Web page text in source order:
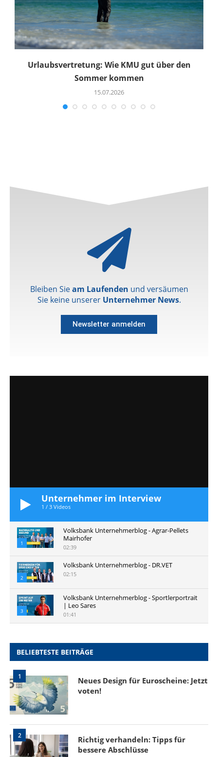
Urlaubsvertretung: Wie KMU gut über den
Sommer kommen
15.07.2026
Bleiben Sieam Laufenden und versäumen
Sie keine unserer Unternehmer News.
Newsletter anmelden
Unternehmer im Interview
1 / 3 Videos
1
Volksbank Unternehmerblog - Agrar-Pellets
Mairhofer
02:39
2
Volksbank Unternehmerblog - DR.VET
02:15
3
Volksbank Unternehmerblog - Sportlerportrait
| Leo Sares
01:41
BELIEBTESTE BEITRÄGE
1
Neues Design für Euroscheine: Jetzt
voten!
2
Richtig verhandeln: Tipps für
bessere Abschlüsse